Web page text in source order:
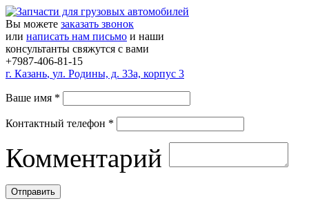
Вы можете заказать звонок
или написать нам письмо и наши
консультанты свяжутся с вами
+7987-406-81-15
г. Казань, ул. Родины, д. 33а, корпус 3
Ваше имя *
Контактный телефон *
Комментарий